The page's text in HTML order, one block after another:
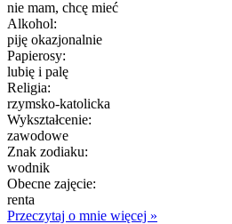
nie mam, chcę mieć
Alkohol:
piję okazjonalnie
Papierosy:
lubię i palę
Religia:
rzymsko-katolicka
Wykształcenie:
zawodowe
Znak zodiaku:
wodnik
Obecne zajęcie:
renta
Przeczytaj o mnie więcej »